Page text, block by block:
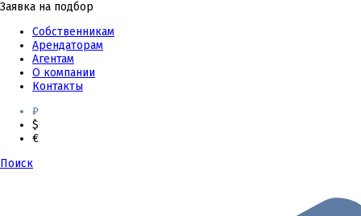
Заявка на подбор
Собственникам
Арендаторам
Агентам
О компании
Контакты
₽
$
€
Поиск